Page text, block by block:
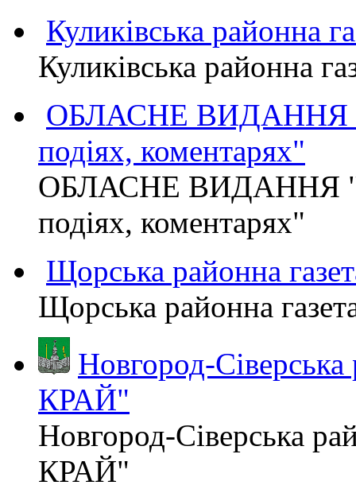
Куликівська районна
Куликівська районна
ОБЛАСНЕ ВИДАННЯ
подіях, коментарях"
ОБЛАСНЕ ВИДАННЯ
подіях, коментарях"
Щорська районна
Щорська районна
Новгород-
КРАЙ"
Новгород-Сіверська
КРАЙ"